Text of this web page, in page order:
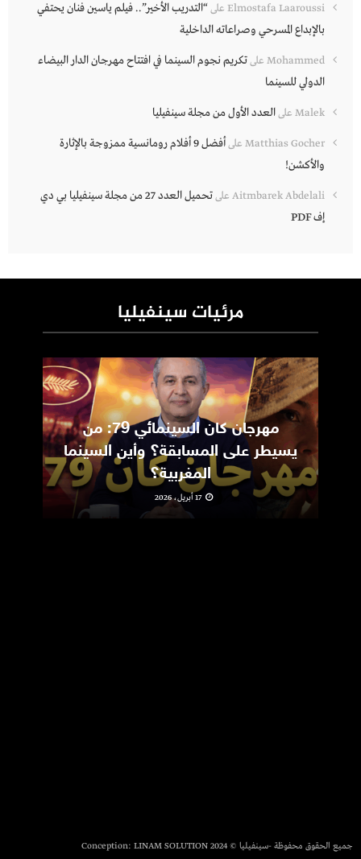
Elmostafa Laaroussi على“التدريب الأخير”.. فيلم ياسين فنان يحتفي
بالإبداع المسرحي وصراعاته الداخلية
Mohammed علىتكريم نجوم السينما في افتتاح مهرجان الدار البيضاء
الدولي للسينما
Malek علىالعدد الأول من مجلة سينفيليا
Matthias Gocher على
أفضل 9 أفلام رومانسية ممزوجة بالإثارة
والأكشن!
Aitmbarek Abdelali على
تحميل العدد 27 من مجلة سينفيليا بي دي
إف PDF
مرئيات سينفيليا
مهرجان كان السينمائي 79: من
يسيطر على المسابقة؟ وأين السينما
المغربية؟
17 أبريل، 2026
جميع الحقوق محفوظة -سينفيليا © 2024 Conception: LINAM SOLUTION